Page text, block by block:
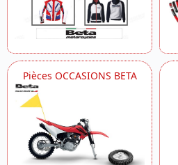
Pièces OCCASIONS BETA